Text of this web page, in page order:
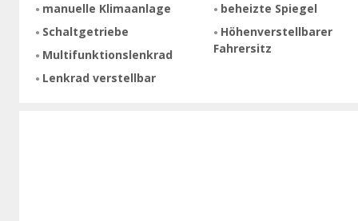
manuelle Klimaanlage
Schaltgetriebe
Multifunktionslenkrad
Lenkrad verstellbar
beheizte Spiegel
Höhenverstellbarer
Fahrersitz